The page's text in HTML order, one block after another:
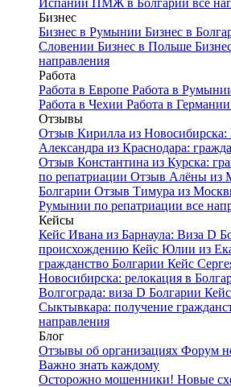
Испании ПМЖ в Болгарии все
Бизнес
Бизнес в Румынии Бизнес в
Словении Бизнес в Польше
направления
Работа
Работа в Европе Работа в
Работа в Чехии Работа в Германии
Отзывы
Отзыв Кирилла из
Александра из Краснодара:
Отзыв Константина из Курска:
по репатриации Отзыв Алёны из
Болгарии Отзыв Тимура из
Румынии по репатриации все
Кейсы
Кейс Ивана из Барнаула: Виза D
происхождению Кейс Юлии из
гражданство Болгарии Кейс
Новосибирска: релокация в
Волгограда: виза D Болгарии
Сыктывкара: получение
направления
Блог
Отзывы об организациях Форум
Важно знать каждому
Осторожно мошенники! Новые